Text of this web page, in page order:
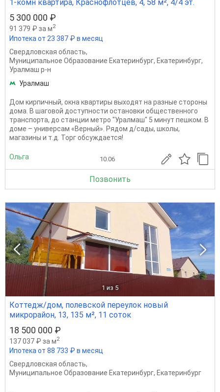
1-комн квартира, Краснофлотцев, 4, 58 м², 4/4 эт.
5 300 000 ₽
91 379 ₽ за м2
Ипотека от 23 387 ₽ в месяц
Свердловская область,
Муниципальное Образование Екатеринбург, Екатеринбург,
Уралмаш р-н
Уралмаш
Дом кирпичный, окна квартиры выходят на разные стороны
дома. В шаговой доступности остановки общественного
транспорта, до станции метро "Уралмаш" 5 минут пешком. В
доме – универсам «Верный». Рядом д/сады, школы,
магазины и т.д. Торг обсуждается!
Ольга 10.06
Позвонить
1 из 5
Коттедж/дом, полевской переулок новый
микрорайон, 13, 135 м², 11 соток
18 500 000 ₽
137 037 ₽ за м2
Ипотека от 88 733 ₽ в месяц
Свердловская область,
Муниципальное Образование Екатеринбург, Екатеринбург